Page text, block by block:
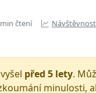
čtení Návštěvnost
před 5 lety.
minulosti,